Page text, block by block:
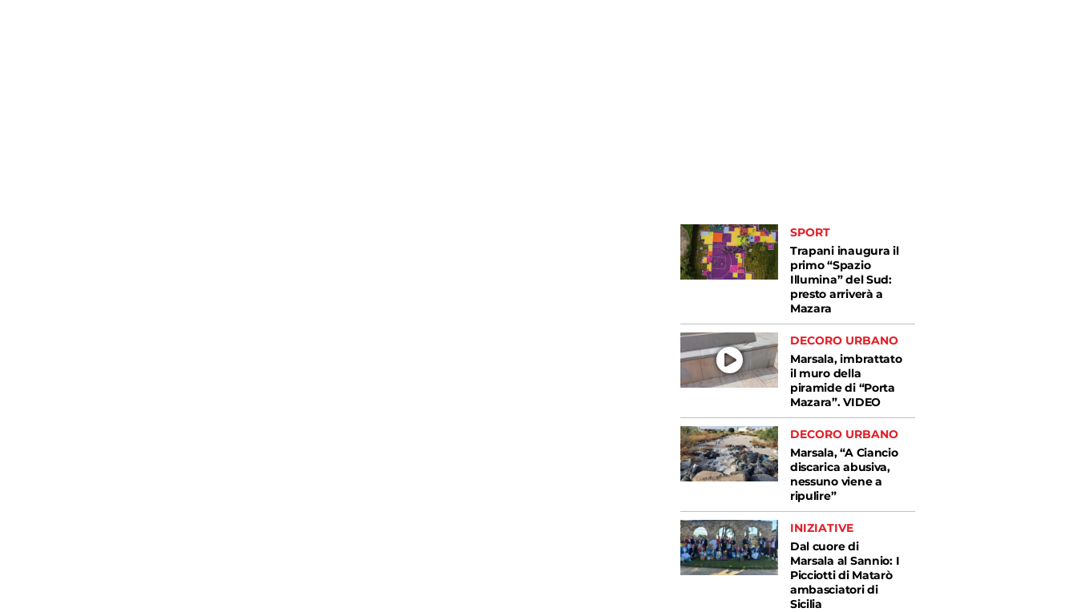
SPORT
Trapani inaugura il
primo “Spazio
Illumina” del Sud:
presto arriverà a
Mazara
DECORO URBANO
Marsala, imbrattato
il muro della
piramide di “Porta
Mazara”. VIDEO
DECORO URBANO
Marsala, “A Ciancio
discarica abusiva,
nessuno viene a
ripulire”
INIZIATIVE
Dal cuore di
Marsala al Sannio: I
Picciotti di Matarò
ambasciatori di
Sicilia